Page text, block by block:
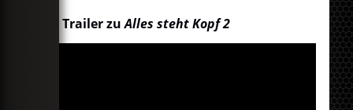
Der Trailer zuAlles steht Kopf 2